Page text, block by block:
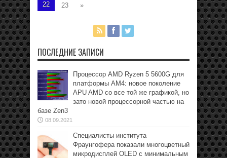
22
23 »
ПОСЛЕДНИЕ ЗАПИСИ
Процессор AMD Ryzen 5 5600G для
платформы АМ4: новое поколение
APU AMD со все той же графикой, но
зато новой процессорной частью на
базе Zen3
08.09.2021
Специалисты института
Фраунгофера показали многоцветный
микродисплей OLED с минимальным